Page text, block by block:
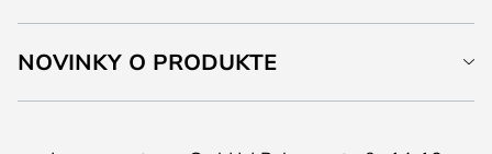
NOVINKY O PRODUKTE